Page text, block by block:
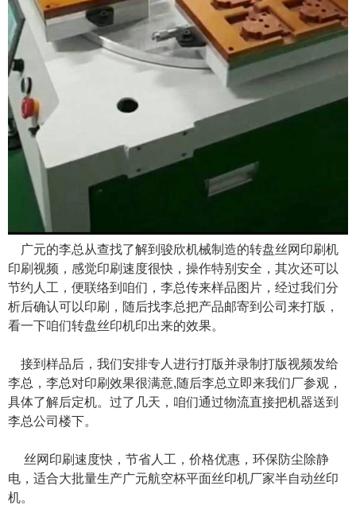
广元的李总从查找了解到骏欣机械制造的转盘丝网印刷机
印刷视频，感觉印刷速度很快，操作特别安全，其次还可以
节约人工，便联络到咱们，李总传来样品图片，经过我们分
析后确认可以印刷，随后找李总把产品邮寄到公司来打版，
看一下咱们转盘丝印机印出来的效果。
接到样品后，我们安排专人进行打版并录制打版视频发给
李总，李总对印刷效果很满意,随后李总立即来我们厂参观，
具体了解后定机。过了几天，咱们通过物流直接把机器送到
李总公司楼下。
丝网印刷速度快，节省人工，价格优惠，环保防尘除静
电，适合大批量生产广元航空杯平面丝印机厂家半自动丝印
机。